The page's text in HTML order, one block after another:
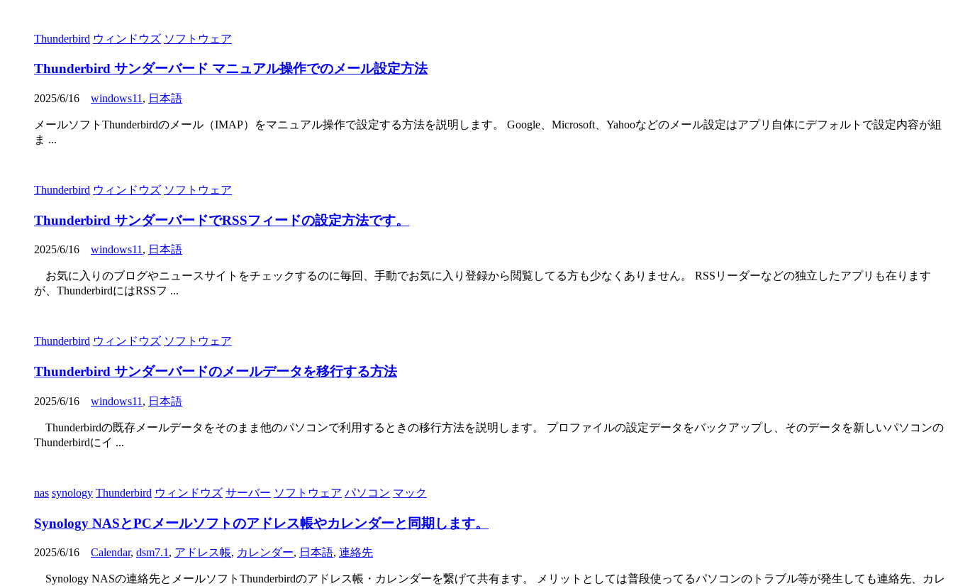
Thunderbird ウィンドウズ ソフトウェア
Thunderbird サンダーバード マニュアル操作でのメール設定方法
2025/6/16 windows11 , 日本語
メールソフトThunderbirdのメール（IMAP）をマニュアル操作で設定する方法を説明します。 Google、Microsoft、Yahooなどのメール設定はアプリ自体にデフォルトで設定内容が組
ま ...
Thunderbird ウィンドウズ ソフトウェア
Thunderbird サンダーバードでRSSフィードの設定方法です。
2025/6/16 windows11, 日本語
お気に入りのブログやニュースサイトをチェックするのに毎回、手動でお気に入り登録から閲覧してる方も少なくありません。 RSSリーダーなどの独立したアプリも在ります
が、ThunderbirdにはRSSフ ...
Thunderbird ウィンドウズ ソフトウェア
Thunderbird サンダーバードのメールデータを移行する方法
2025/6/16 windows11 , 日本語
Thunderbirdの既存メールデータをそのまま他のパソコンで利用するときの移行方法を説明します。 プロファイルの設定データをバックアップし、そのデータを新しいパソコンの
Thunderbirdにイ ...
nas synology Thunderbird ウィンドウズ サーバー ソフトウェア パソコン マック
Synology NASとPCメールソフトのアドレス帳やカレンダーと同期します。
2025/6/16 Calendar, dsm7.1 , アドレス帳, カレンダー, 日本語, 連絡先
Synology NASの連絡先とメールソフトThunderbirdのアドレス帳・カレンダーを繋げて共有ます。 メリットとしては普段使ってるパソコンのトラブル等が発生しても連絡先、カレ